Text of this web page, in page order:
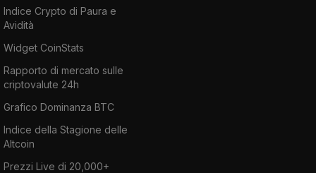
Indice Crypto di Paura e
Avidità
Widget CoinStats
Rapporto di mercato sulle
criptovalute 24h
Grafico Dominanza BTC
Indice della Stagione delle
Altcoin
Prezzi Live di 20,000+